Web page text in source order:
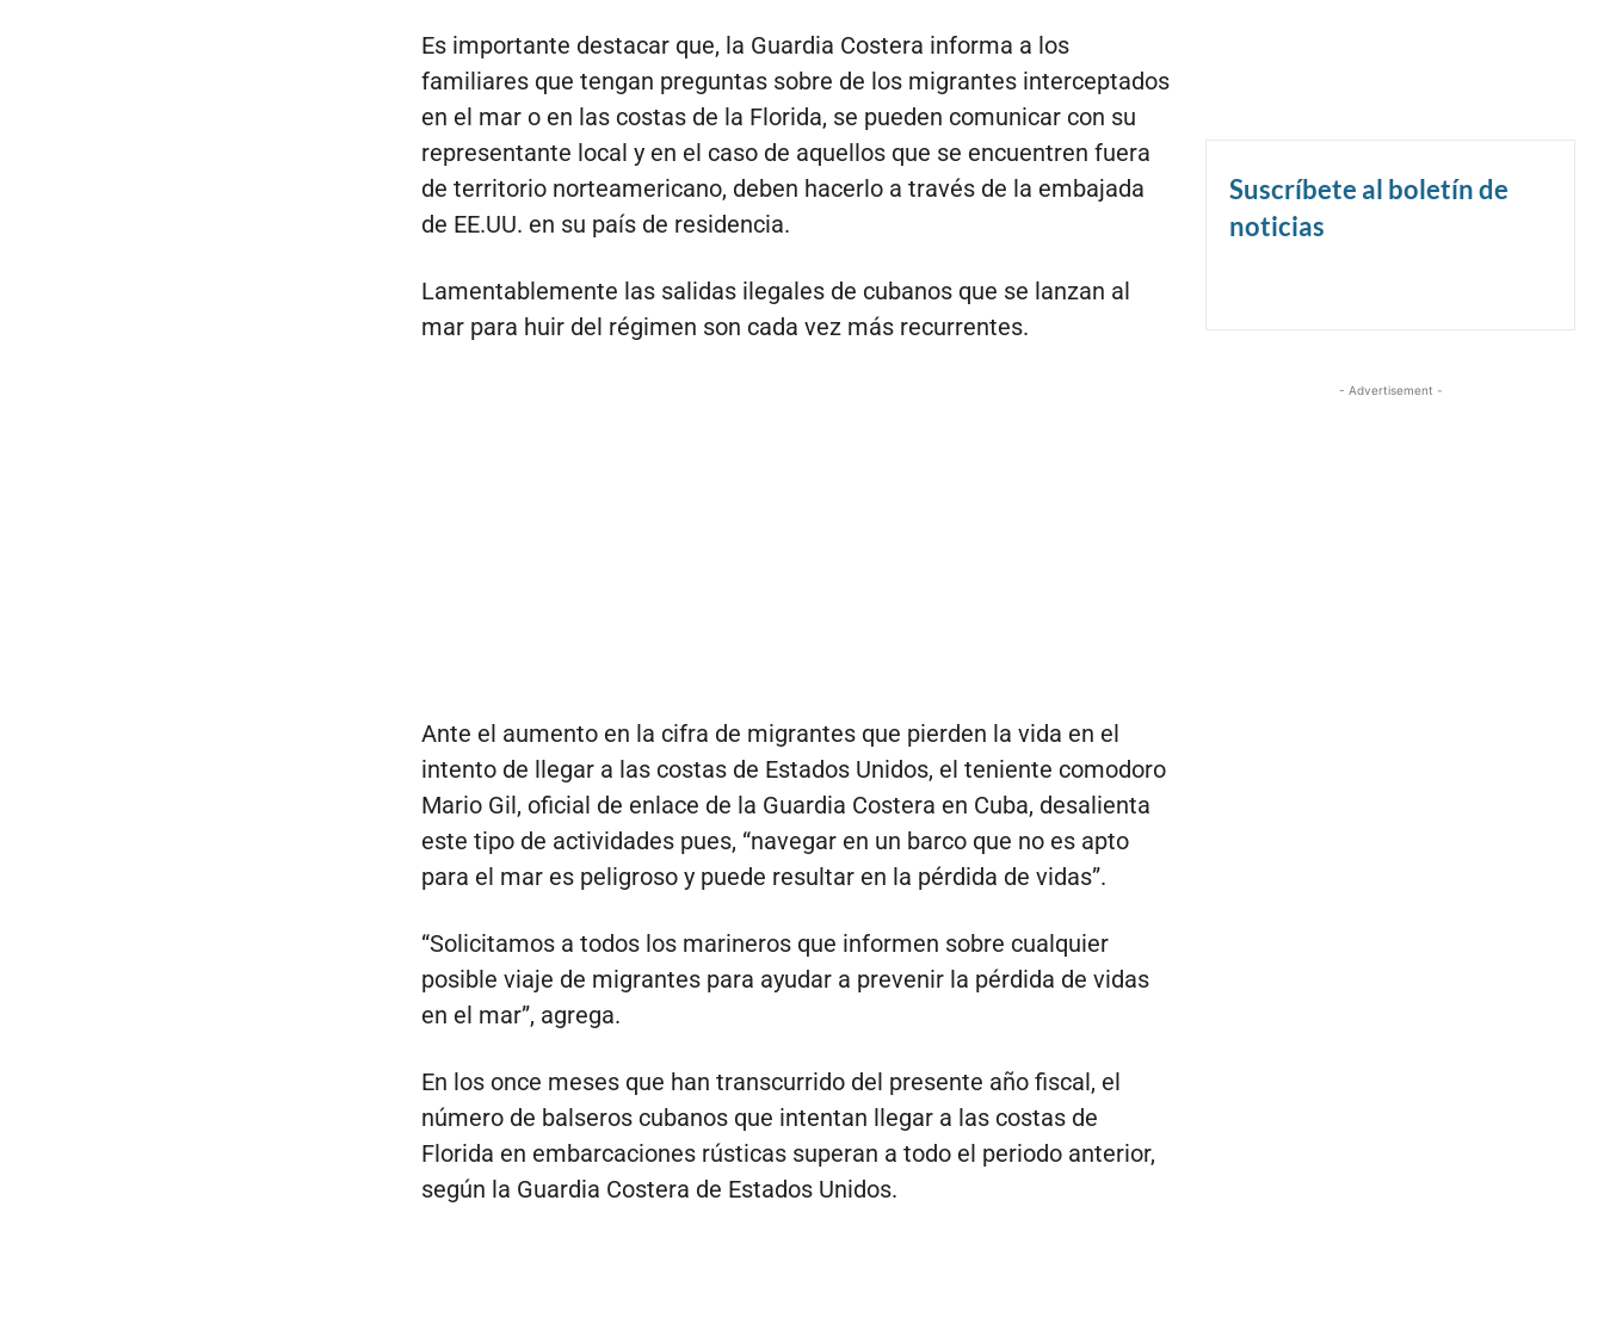
Es importante destacar que, la Guardia Costera informa a los
familiares que tengan preguntas sobre de los migrantes interceptados
en el mar o en las costas de la Florida, se pueden comunicar con su
representante local y en el caso de aquellos que se encuentren fuera
de territorio norteamericano, deben hacerlo a través de la embajada
de EE.UU. en su país de residencia.
Lamentablemente las salidas ilegales de cubanos que se lanzan al
mar para huir del régimen son cada vez más recurrentes.
Ante el aumento en la cifra de migrantes que pierden la vida en el
intento de llegar a las costas de Estados Unidos, el teniente comodoro
Mario Gil, oficial de enlace de la Guardia Costera en Cuba, desalienta
este tipo de actividades pues, “navegar en un barco que no es apto
para el mar es peligroso y puede resultar en la pérdida de vidas”.
“Solicitamos a todos los marineros que informen sobre cualquier
posible viaje de migrantes para ayudar a prevenir la pérdida de vidas
en el mar”, agrega.
En los once meses que han transcurrido del presente año fiscal, el
número de balseros cubanos que intentan llegar a las costas de
Florida en embarcaciones rústicas superan a todo el periodo anterior,
según la Guardia Costera de Estados Unidos.
Suscríbete al boletín de
noticias
- Advertisement -